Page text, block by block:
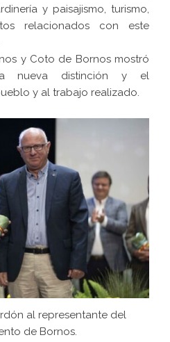
y paisajismo, turismo,
relacionados con este
y Coto de Bornos mostró
nueva distinción y el
y al trabajo realizado.
al representante del
de Bornos.